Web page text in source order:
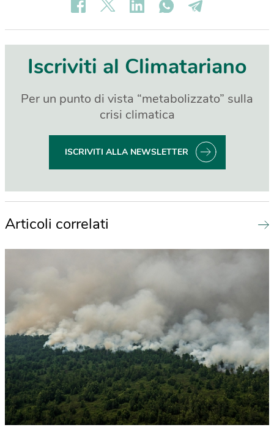
Iscriviti al Climatariano
Per un punto di vista “metabolizzato” sulla
crisi climatica
ISCRIVITI ALLA NEWSLETTER
Articoli correlati